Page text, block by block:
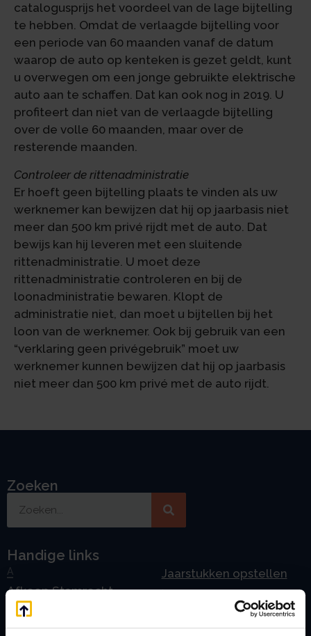
catalogusprijs het voordeel van de lage bijtelling
te hebben. Omdat de verlaagde bijtelling voor
een periode van 60 maanden vanaf de datum
waarop de auto op kenteken is gezet geldt, kunt
u overwegen om een jonge gebruikte elektrische
auto aan te schaffen. Dat kan ook nog in 2019. U
profiteert dan niet van de verlaagde bijtelling
over de volle 60 maanden, maar over de
resterende maanden.
Controleer de rittenadministratie
Er hoeft geen bijtelling plaats te vinden als uw
werknemer kan bewijzen dat hij op jaarbasis niet
meer dan 500 km privé rijdt met de auto. Dat
bewijs kan hij leveren met een sluitende
rittenadministratie. U moet deze
rittenadministratie controleren en bij de
loonadministratie bewaren. Klopt de
administratie niet, dan moet u bijtellen bij het
loon van de werknemer. Ook bij gebruik van een
“verklaring geen privégebruik” moet uw
werknemer kunnen bewijzen dat hij op jaarbasis
niet meer dan 500 km privé met de auto rijdt.
Zoeken
Handige links
A
Afkoop Stamrecht
Belastingdienst
Jaarstukken opstellen
L
Lenen van de BV